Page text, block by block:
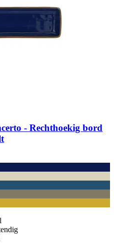
-​ Rechthoekig bord